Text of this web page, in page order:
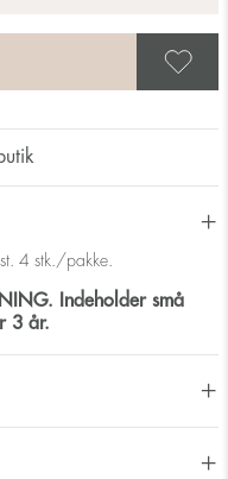
4 stk./pakke.
Indeholder små
3 år.